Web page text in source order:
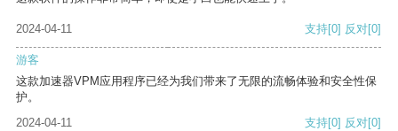
2024-04-11 支持[0] 反对[0]
游客
这款加速器VPM应用程序已经为我们带来了无限的流畅体验和安全性保
护。
2024-04-11
支持[0] 反对[0]